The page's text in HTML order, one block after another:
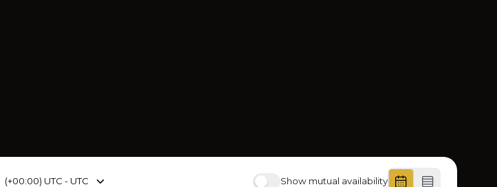
Show mutual availability
(+00:00) UTC - UTC